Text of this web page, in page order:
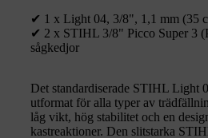
✔ 1 x Light 04, 3/8", 1,1 mm (35
✔ 2 x STIHL 3/8" Picco Super 3
sågkedjor
Det standardiserade STIHL Light
utformat för alla typer av
låg vikt, hög stabilitet och en
kastreaktioner. Den slitstarka